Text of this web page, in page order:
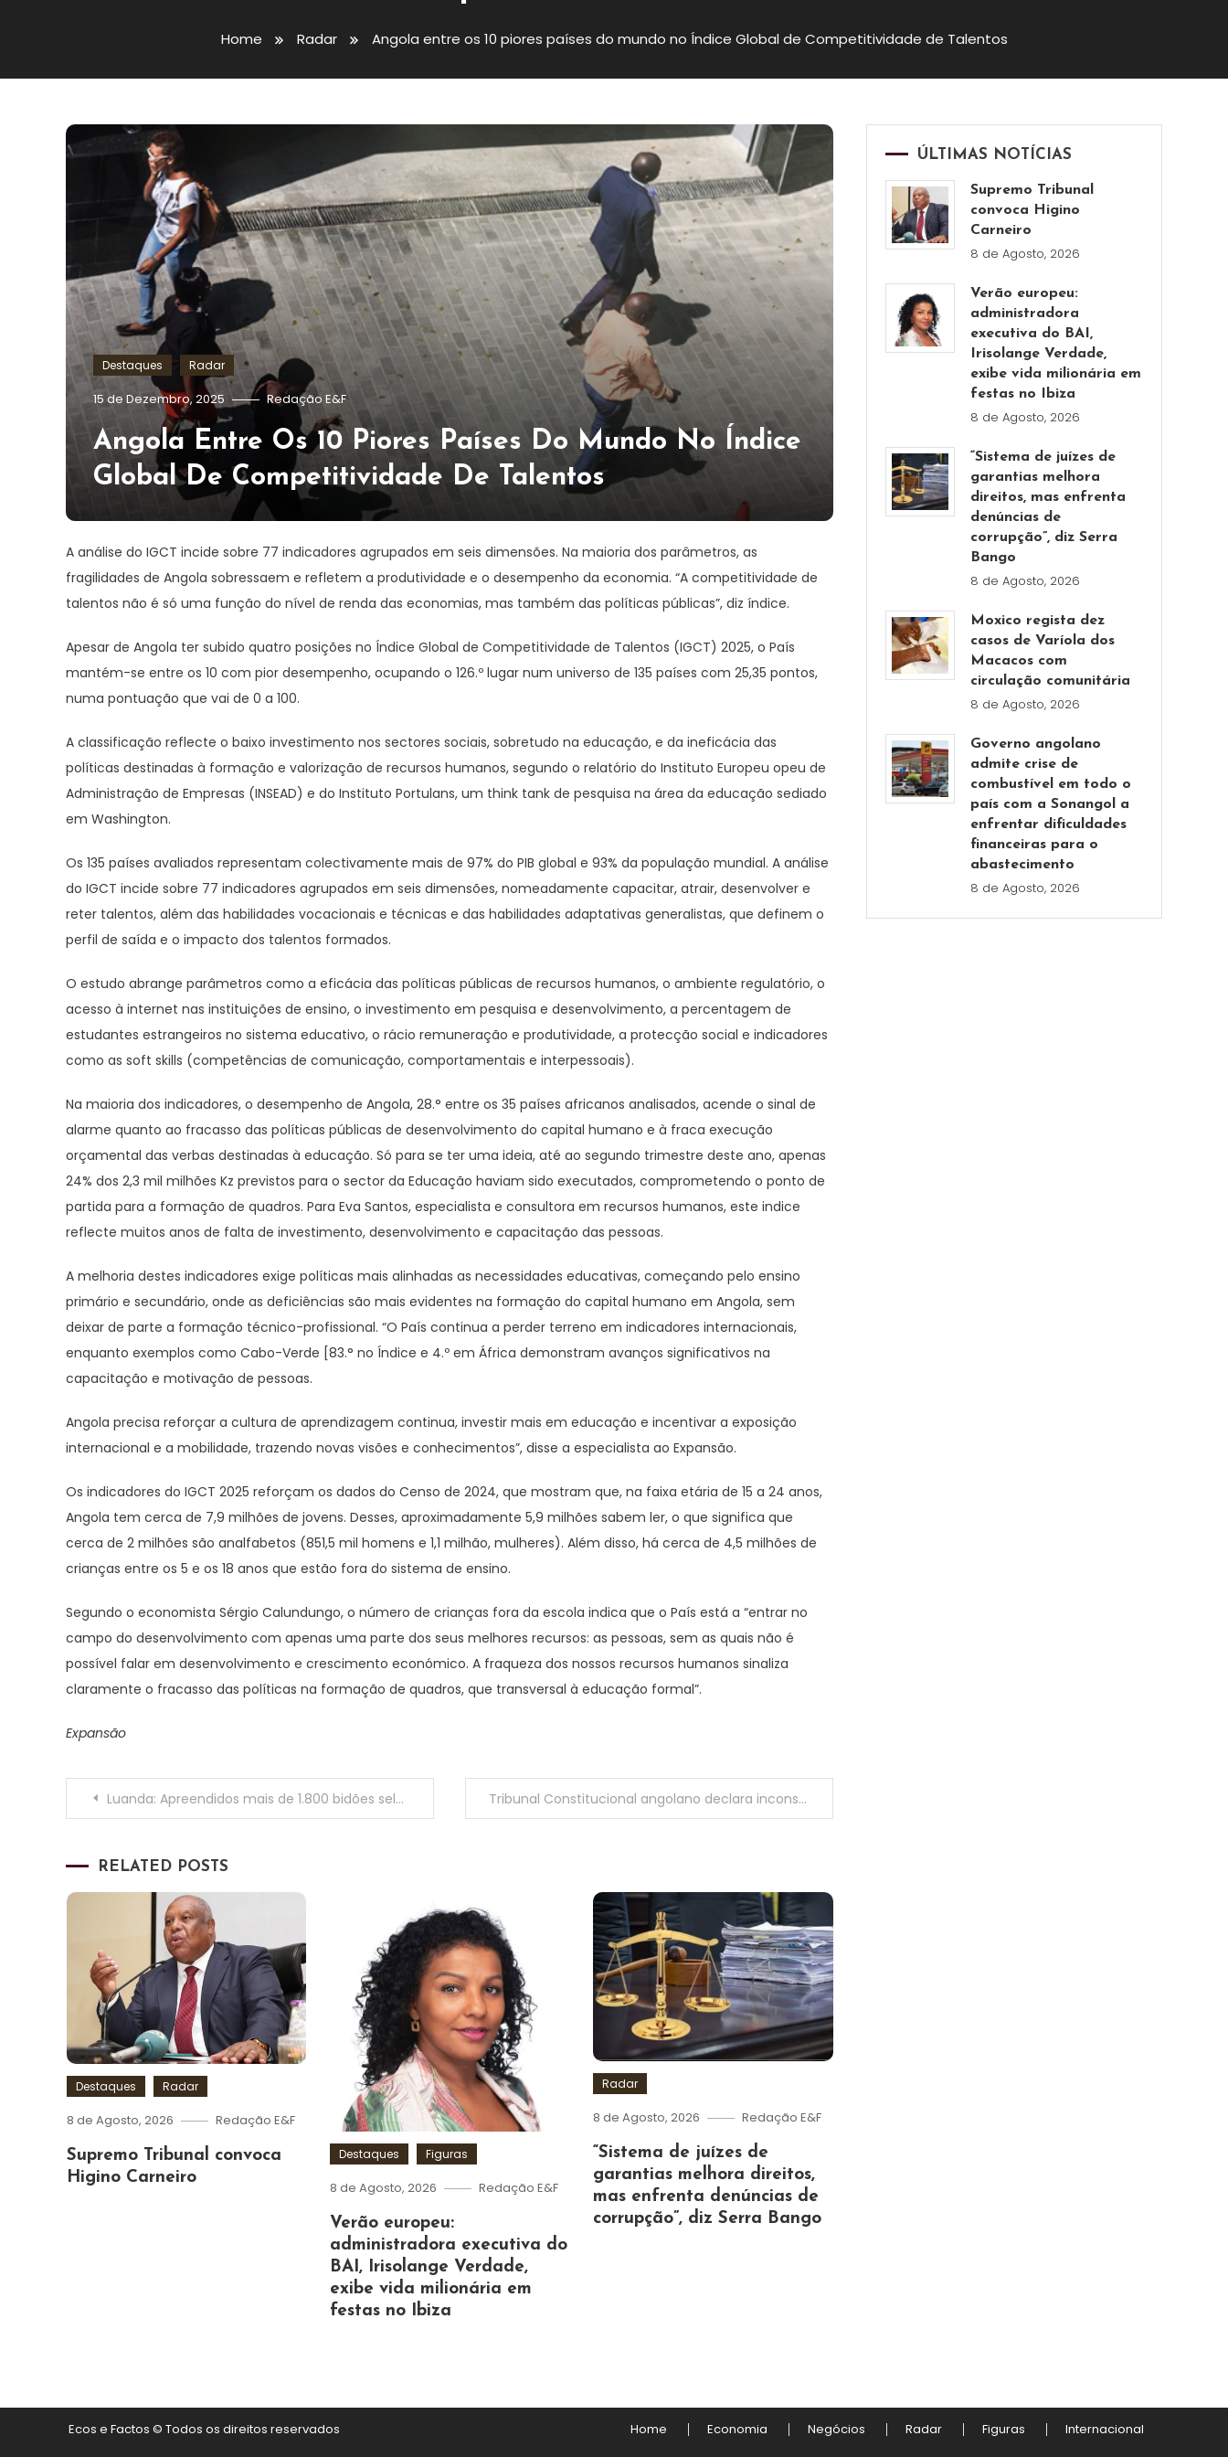
Home Radar Angola entre os 10 piores países do mundo no Índice Global de Competitividade de Talentos
Destaques Radar
15 de Dezembro, 2025 Redação E&F
Angola Entre Os 10 Piores Países Do Mundo No Índice
Global De Competitividade De Talentos
A análise do IGCT incide sobre 77 indicadores agrupados em seis dimensões. Na maioria dos parâmetros, as
fragilidades de Angola sobressaem e refletem a produtividade e o desempenho da economia. “A competitividade de
talentos não é só uma função do nível de renda das economias, mas também das políticas públicas”, diz índice.
Apesar de Angola ter subido quatro posições no Índice Global de Competitividade de Talentos (IGCT) 2025, o País
mantém-se entre os 10 com pior desempenho, ocupando o 126.º lugar num universo de 135 países com 25,35 pontos,
numa pontuação que vai de 0 a 100.
A classificação reflecte o baixo investimento nos sectores sociais, sobretudo na educação, e da ineficácia das
políticas destinadas à formação e valorização de recursos humanos, segundo o relatório do Instituto Europeu opeu de
Administração de Empresas (INSEAD) e do Instituto Portulans, um think tank de pesquisa na área da educação sediado
em Washington.
Os 135 países avaliados representam colectivamente mais de 97% do PIB global e 93% da população mundial. A análise
do IGCT incide sobre 77 indicadores agrupados em seis dimensões, nomeadamente capacitar, atrair, desenvolver e
reter talentos, além das habilidades vocacionais e técnicas e das habilidades adaptativas generalistas, que definem o
perfil de saída e o impacto dos talentos formados.
O estudo abrange parâmetros como a eficácia das políticas públicas de recursos humanos, o ambiente regulatório, o
acesso à internet nas instituições de ensino, o investimento em pesquisa e desenvolvimento, a percentagem de
estudantes estrangeiros no sistema educativo, o rácio remuneração e produtividade, a protecção social e indicadores
como as soft skills (competências de comunicação, comportamentais e interpessoais).
Na maioria dos indicadores, o desempenho de Angola, 28.° entre os 35 países africanos analisados, acende o sinal de
alarme quanto ao fracasso das políticas públicas de desenvolvimento do capital humano e à fraca execução
orçamental das verbas destinadas à educação. Só para se ter uma ideia, até ao segundo trimestre deste ano, apenas
24% dos 2,3 mil milhões Kz previstos para o sector da Educação haviam sido executados, comprometendo o ponto de
partida para a formação de quadros. Para Eva Santos, especialista e consultora em recursos humanos, este indice
reflecte muitos anos de falta de investimento, desenvolvimento e capacitação das pessoas.
A melhoria destes indicadores exige políticas mais alinhadas as necessidades educativas, começando pelo ensino
primário e secundário, onde as deficiências são mais evidentes na formação do capital humano em Angola, sem
deixar de parte a formação técnico-profissional. “O País continua a perder terreno em indicadores internacionais,
enquanto exemplos como Cabo-Verde [83.° no Índice e 4.º em África demonstram avanços significativos na
capacitação e motivação de pessoas.
Angola precisa reforçar a cultura de aprendizagem continua, investir mais em educação e incentivar a exposição
internacional e a mobilidade, trazendo novas visões e conhecimentos”, disse a especialista ao Expansão.
Os indicadores do IGCT 2025 reforçam os dados do Censo de 2024, que mostram que, na faixa etária de 15 a 24 anos,
Angola tem cerca de 7,9 milhões de jovens. Desses, aproximadamente 5,9 milhões sabem ler, o que significa que
cerca de 2 milhões são analfabetos (851,5 mil homens e 1,1 milhão, mulheres). Além disso, há cerca de 4,5 milhões de
crianças entre os 5 e os 18 anos que estão fora do sistema de ensino.
Segundo o economista Sérgio Calundungo, o número de crianças fora da escola indica que o País está a “entrar no
campo do desenvolvimento com apenas uma parte dos seus melhores recursos: as pessoas, sem as quais não é
possível falar em desenvolvimento e crescimento económico. A fraqueza dos nossos recursos humanos sinaliza
claramente o fracasso das políticas na formação de quadros, que transversal à educação formal”.
Expansão
Navegação
artigos
Luanda: Apreendidos mais de 1.800 bidões selados de água para radiador, destilada e embalada num quintal na zona do Golf 2 Tribunal Constitucional angolano declara inconstitucionais várias normas da lei anti-vandalismo
RELATED POSTS
Destaques Radar
8 de Agosto, 2026 Redação E&F
Supremo Tribunal convoca
Higino Carneiro
Destaques Figuras
8 de Agosto, 2026 Redação E&F
Verão europeu:
administradora executiva do
BAI, Irisolange Verdade,
exibe vida milionária em
festas no Ibiza
Radar
8 de Agosto, 2026 Redação E&F
“Sistema de juízes de
garantias melhora direitos,
mas enfrenta denúncias de
corrupção”, diz Serra Bango
ÚLTIMAS NOTÍCIAS
Supremo Tribunal
convoca Higino
Carneiro
8 de Agosto, 2026
Verão europeu:
administradora
executiva do BAI,
Irisolange Verdade,
exibe vida milionária em
festas no Ibiza
8 de Agosto, 2026
“Sistema de juízes de
garantias melhora
direitos, mas enfrenta
denúncias de
corrupção”, diz Serra
Bango
8 de Agosto, 2026
Moxico regista dez
casos de Varíola dos
Macacos com
circulação comunitária
8 de Agosto, 2026
Governo angolano
admite crise de
combustível em todo o
país com a Sonangol a
enfrentar dificuldades
financeiras para o
abastecimento
8 de Agosto, 2026
Home Economia Negócios Radar Figuras Internacional
Ecos e Factos © Todos os direitos reservados